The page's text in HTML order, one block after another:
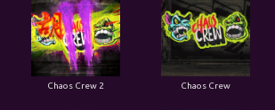
Chaos Crew 2 Chaos Crew